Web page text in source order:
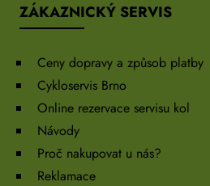
ZÁKAZNICKÝ SERVIS
Ceny dopravy a způsob platby
Cykloservis Brno
Online rezervace servisu kol
Návody
Proč nakupovat u nás?
Reklamace